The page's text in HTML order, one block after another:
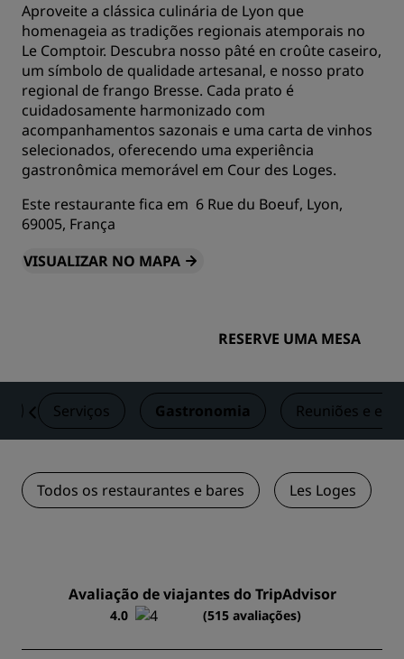
Aproveite a clássica culinária de Lyon que
homenageia as tradições regionais atemporais no
Le Comptoir. Descubra nosso pâté en croûte caseiro,
um símbolo de qualidade artesanal, e nosso prato
regional de frango Bresse. Cada prato é
cuidadosamente harmonizado com
acompanhamentos sazonais e uma carta de vinhos
selecionados, oferecendo uma experiência
gastronômica memorável em Cour des Loges.
Este restaurante fica em 6 Rue du Boeuf, Lyon,
69005, França
VISUALIZAR NO MAPA
RESERVE UMA MESA
Serviços Gastronomia Reuniões e
Todos os restaurantes e bares Les Loges
Avaliação de viajantes do TripAdvisor
4.0 (515 avaliações)